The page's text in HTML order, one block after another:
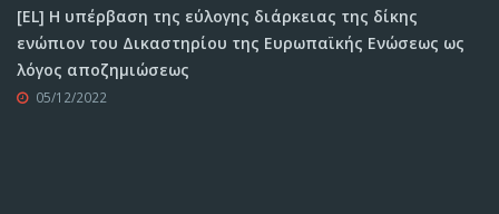
[EL] Η υπέρβαση της εύλογης διάρκειας της δίκης
ενώπιον του Δικαστηρίου της Ευρωπαϊκής Ενώσεως ως
λόγος αποζημιώσεως
05/12/2022